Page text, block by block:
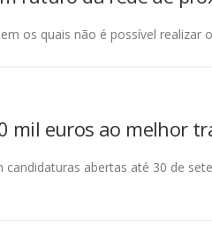
os quais não é possível
mil euros ao melhor
abertas até 30 de